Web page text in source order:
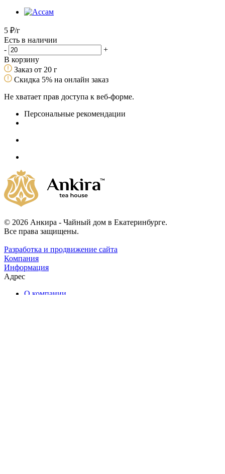
5 ₽/г
Есть в наличии
-
+
В корзину
Заказ от 20 г
Скидка 5% на онлайн заказ
Не хватает прав доступа к веб-форме.
Персональные рекомендации
© 2026 Анкира - Чайный дом в Екатеринбурге.
Все права защищены.
Разработка и продвижение сайта
Компания
Информация
Адрес
О компании